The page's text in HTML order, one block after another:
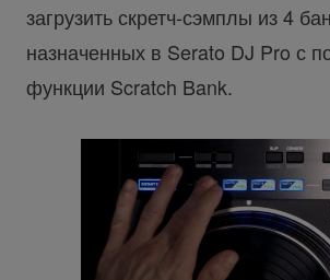
загрузить скретч-сэмплы из 4
назначенных в Serato DJ Pro с
функции Scratch Bank.